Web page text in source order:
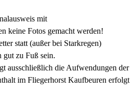
mit
keine Fotos gemacht werden!
statt (außer bei Starkregen)
zu Fuß sein.
ausschließlich die Aufwendungen der
im Fliegerhorst Kaufbeuren erfolgt